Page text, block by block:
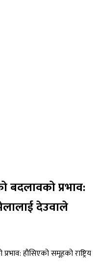
बदलावको प्रभाव:
देउवाले